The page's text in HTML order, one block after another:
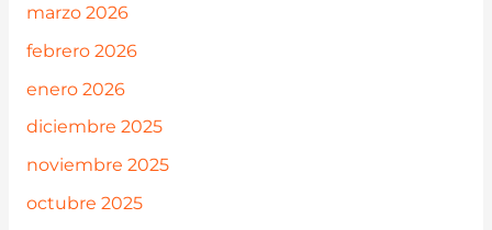
marzo 2026
febrero 2026
enero 2026
diciembre 2025
noviembre 2025
octubre 2025